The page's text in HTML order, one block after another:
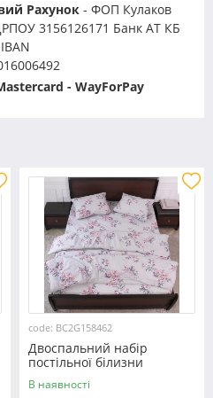
Рахунок - ФОП Кулаков
3156126171 Банк АТ КБ
- WayForPay
code: BC2G158462
Двоспальний набір
постільної білизни
180*220 із Бязі "Gold"
№158462 Черешенька™
В наявності